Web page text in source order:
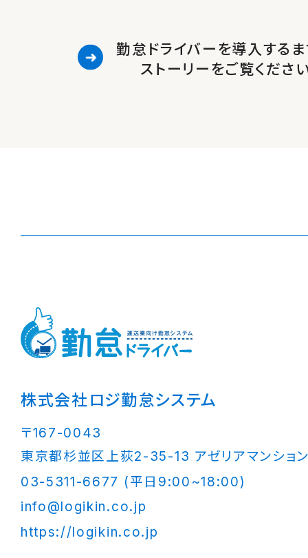
勤怠ドライバーを導入する
ストーリーをご覧くださ
株式会社ロジ勤怠システム
〒167-0043
東京都杉並区上荻2-35-13 アゼリアマンショ
03-5311-6677 (平日9:00~18:00)
info@logikin.co.jp
https://logikin.co.jp